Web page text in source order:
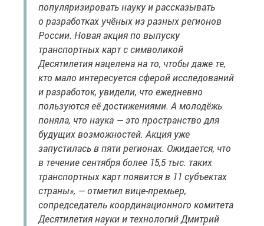
популяризировать науку и рассказывать
о разработках учёных из разных регионов
России. Новая акция по выпуску
транспортных карт с символикой
Десятилетия нацелена на то, чтобы даже те,
кто мало интересуется сферой исследований
и разработок, увидели, что ежедневно
пользуются её достижениями. А молодёжь
поняла, что наука — это пространство для
будущих возможностей. Акция уже
запустилась в пяти регионах. Ожидается, что
в течение сентября более 15,5 тыс. таких
транспортных карт появится в 11 субъектах
страны», — отметил вице-премьер,
сопредседатель координационного комитета
Десятилетия науки и технологий Дмитрий